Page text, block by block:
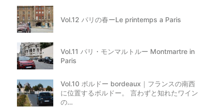
Vol.12 パリの春ーLe printemps a Paris
Vol.11 パリ・モンマルトルー Montmartre in
Paris
Vol.10 ボルドー bordeaux｜フランスの南西
に位置するボルドー。 言わずと知れたワイン
の…